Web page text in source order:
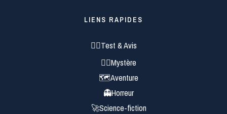
LIENS RAPIDES
🕵️‍♂️Test & Avis
🕵️‍♀️Mystère
🗺️Aventure
👻Horreur
🚀Science-fiction